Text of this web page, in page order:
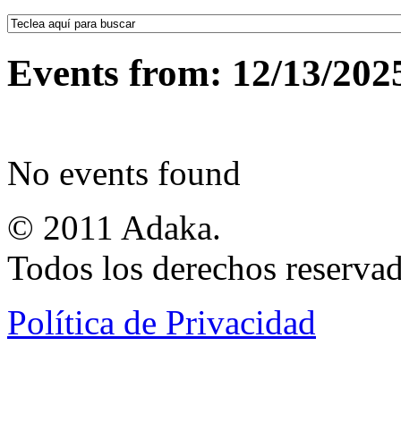
Events from: 12/13/
No events found
© 2011 Adaka.
Todos los derechos
Política de Privacidad